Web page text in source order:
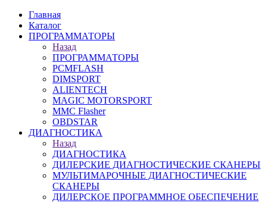
Главная
Каталог
ПРОГРАММАТОРЫ
Назад
ПРОГРАММАТОРЫ
PCMFLASH
DIMSPORT
ALIENTECH
MAGIC MOTORSPORT
MMC Flasher
OBDSTAR
ДИАГНОСТИКА
Назад
ДИАГНОСТИКА
ДИЛЕРСКИЕ ДИАГНОСТИЧЕСКИЕ СКАНЕРЫ
МУЛЬТИМАРОЧНЫЕ ДИАГНОСТИЧЕСКИЕ
СКАНЕРЫ
ДИЛЕРСКОЕ ПРОГРАММНОЕ ОБЕСПЕЧЕНИЕ